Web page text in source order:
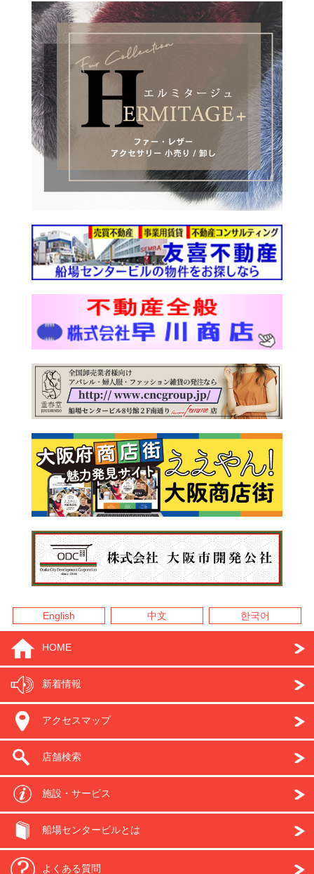
English 中文 한국어
HOME
新着情報
アクセスマップ
店舗検索
施設・サービス
船場センタービルとは
よくある質問